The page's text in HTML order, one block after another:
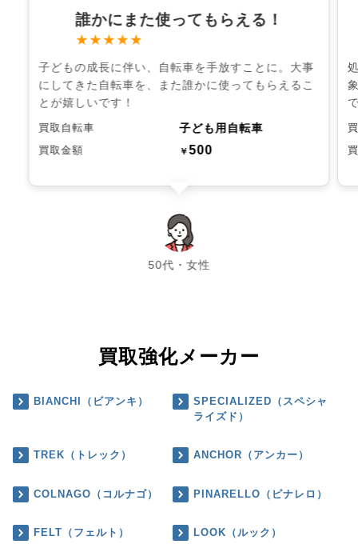
誰かにまた使ってもらえる！
★★★★★
子どもの成長に伴い、自転車を手放すことに。大事
にしてきた自転車を、また誰かに使ってもらえるこ
とが嬉しいです！
買取自転車 子ども用自転車
買取金額 ￥500
50代・女性
chevron_left chevron_right
買取強化メーカー
BIANCHI（ビアンキ）
SPECIALIZED（スペシャ
ライズド）
TREK（トレック） ANCHOR（アンカー）
COLNAGO（コルナゴ） PINARELLO（ピナレロ）
FELT（フェルト） LOOK（ルック）